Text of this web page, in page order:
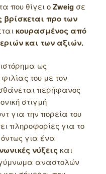
που θίγει οZweig σε
βρίσκεται προ των
κουρασμένος από
και των αξιών.
ως
του με τον
περήφανος
στιγμή
για την πορεία του
πληροφορίες για το
όντως για ένα
νύξεις και
αναστολών